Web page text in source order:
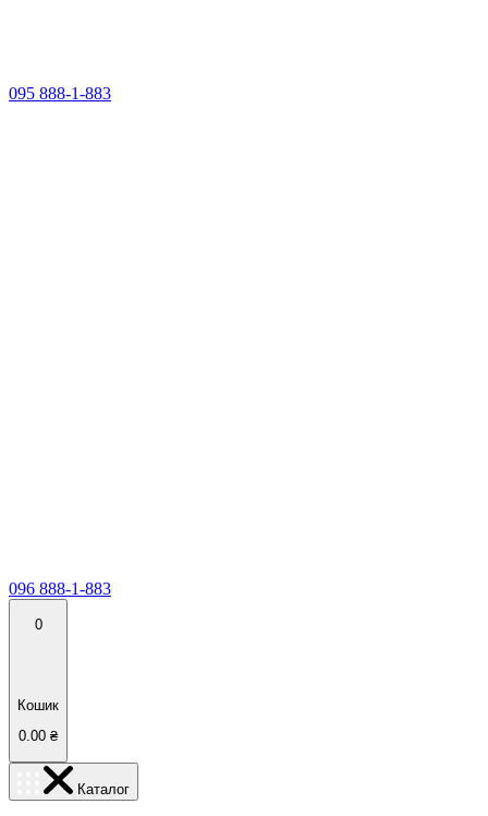
095 888-1-883
096 888-1-883
0
Кошик
0.00 ₴
Каталог